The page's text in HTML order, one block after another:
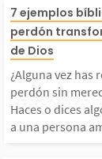
que
7 ejemplos
perdón
de Dios
¿Alguna vez has
perdón sin
Haces o dices
a una persona